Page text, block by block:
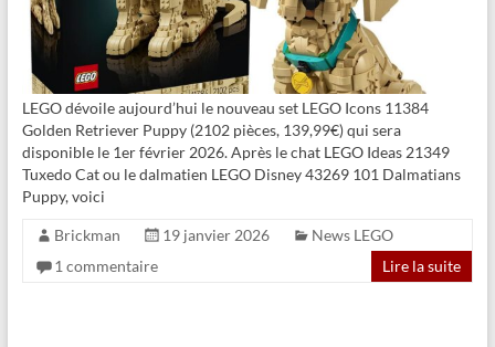
LEGO dévoile aujourd’hui le nouveau set LEGO Icons 11384
Golden Retriever Puppy (2102 pièces, 139,99€) qui sera
disponible le 1er février 2026. Après le chat LEGO Ideas 21349
Tuxedo Cat ou le dalmatien LEGO Disney 43269 101 Dalmatians
Puppy, voici
Brickman 19 janvier 2026
News LEGO
1 commentaire
Lire la suite